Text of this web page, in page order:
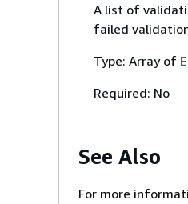
A list of
failed
Type: Array of
Required: No
See Also
For more